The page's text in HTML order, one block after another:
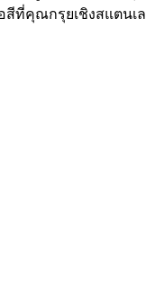
สีที่คุณกรุยเชิงสแตน